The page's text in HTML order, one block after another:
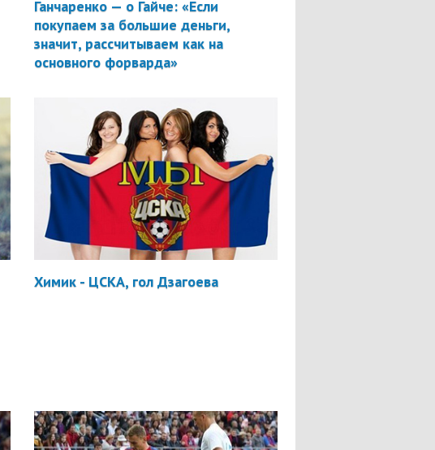
Ганчаренко — о Гайче: «Если
покупаем за большие деньги,
значит, рассчитываем как на
основного форварда»
Химик - ЦСКА, гол Дзагоева